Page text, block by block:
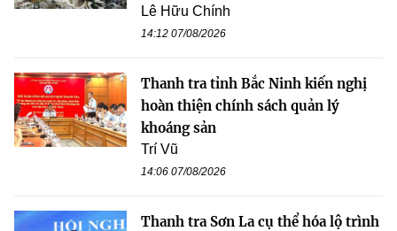
Lê Hữu Chính
14:12 07/08/2026
Thanh tra tỉnh Bắc Ninh kiến nghị
hoàn thiện chính sách quản lý
khoáng sản
Trí Vũ
14:06 07/08/2026
Thanh tra Sơn La cụ thể hóa lộ trình